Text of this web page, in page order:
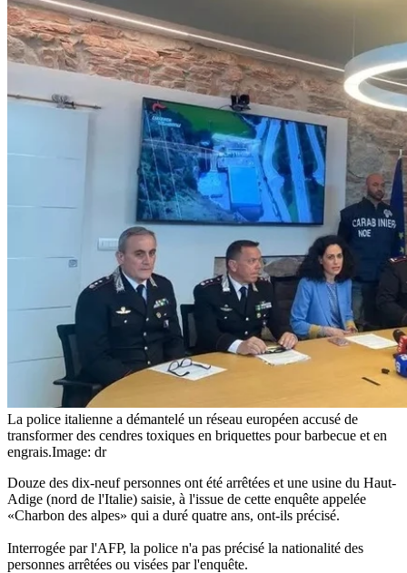
La police italienne a démantelé un réseau européen accusé de
transformer des cendres toxiques en briquettes pour barbecue et en
engrais.Image: dr
Douze des dix-neuf personnes ont été arrêtées et une usine du Haut-
Adige (nord de l'Italie) saisie, à l'issue de cette enquête appelée
«Charbon des alpes» qui a duré quatre ans, ont-ils précisé.
Interrogée par l'AFP, la police n'a pas précisé la nationalité des
personnes arrêtées ou visées par l'enquête.